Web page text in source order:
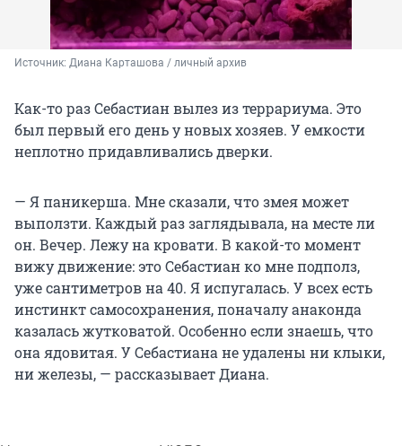
Источник: Диана Карташова / личный архив
Как-то раз Себастиан вылез из террариума. Это
был первый его день у новых хозяев. У емкости
неплотно придавливались дверки.
— Я паникерша. Мне сказали, что змея может
выползти. Каждый раз заглядывала, на месте ли
он. Вечер. Лежу на кровати. В какой-то момент
вижу движение: это Себастиан ко мне подполз,
уже сантиметров на 40. Я испугалась. У всех есть
инстинкт самосохранения, поначалу анаконда
казалась жутковатой. Особенно если знаешь, что
она ядовитая. У Себастиана не удалены ни клыки,
ни железы, — рассказывает Диана.